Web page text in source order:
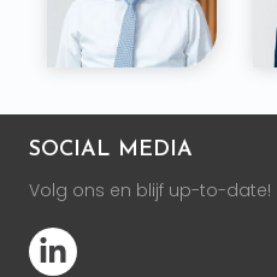
SOCIAL MEDIA
Volg ons en blijf up-to-date!